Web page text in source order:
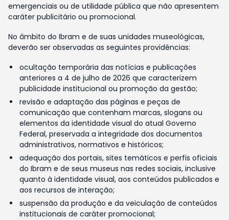
emergenciais ou de utilidade pública que não apresentem
caráter publicitário ou promocional.
No âmbito do Ibram e de suas unidades museológicas,
deverão ser observadas as seguintes providências:
ocultação temporária das notícias e publicações
anteriores a 4 de julho de 2026 que caracterizem
publicidade institucional ou promoção da gestão;
revisão e adaptação das páginas e peças de
comunicação que contenham marcas, slogans ou
elementos da identidade visual do atual Governo
Federal, preservada a integridade dos documentos
administrativos, normativos e históricos;
adequação dos portais, sites temáticos e perfis oficiais
do Ibram e de seus museus nas redes sociais, inclusive
quanto à identidade visual, aos conteúdos publicados e
aos recursos de interação;
suspensão da produção e da veiculação de conteúdos
institucionais de caráter promocional;